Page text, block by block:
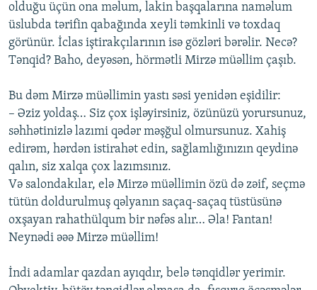
olduğu üçün ona məlum, lakin başqalarına naməlum
üslubda tərifin qabağında xeyli təmkinli və toxdaq
görünür. İclas iştirakçılarının isə gözləri bərəlir. Necə?
Tənqid? Baho, deyəsən, hörmətli Mirzə müəllim çaşıb.
Bu dəm Mirzə müəllimin yastı səsi yenidən eşidilir:
– Əziz yoldaş… Siz çox işləyirsiniz, özünüzü yorursunuz,
səhhətinizlə lazımi qədər məşğul olmursunuz. Xahiş
edirəm, hərdən istirahət edin, sağlamlığınızın qeydinə
qalın, siz xalqa çox lazımsınız.
Və salondakılar, elə Mirzə müəllimin özü də zəif, seçmə
tütün doldurulmuş qəlyanın saçaq-saçaq tüstüsünə
oxşayan rahathülqum bir nəfəs alır… Əla! Fantan!
Neynədi əəə Mirzə müəllim!
İndi adamlar qazdan ayıqdır, belə tənqidlər yerimir.